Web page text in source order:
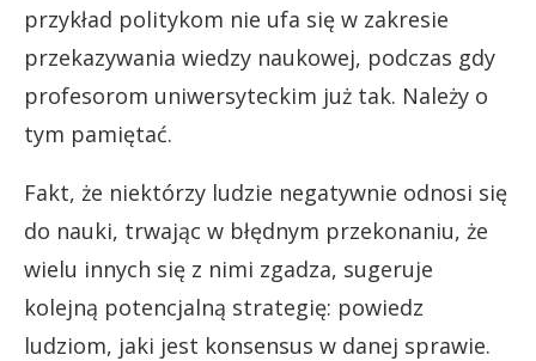
przykład politykom nie ufa się w zakresie
przekazywania wiedzy naukowej, podczas gdy
profesorom uniwersyteckim już tak. Należy o
tym pamiętać.
Fakt, że niektórzy ludzie negatywnie odnosi się
do nauki, trwając w błędnym przekonaniu, że
wielu innych się z nimi zgadza, sugeruje
kolejną potencjalną strategię: powiedz
ludziom, jaki jest konsensus w danej sprawie.